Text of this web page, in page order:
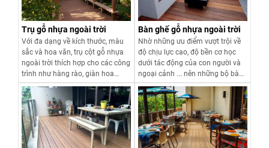
Trụ gỗ nhựa ngoài trời
Với đa dạng về kích thước, màu
sắc và hoa văn, trụ cột gỗ nhựa
ngoài trời thích hợp cho các công
trình như hàng rào, giàn hoa
pergola, nhà chòi, cổng biệt thự,
resort và khách sạn, nhà vườn …
Xem chi tiết
Bàn ghế gỗ nhựa ngoài trời
Nhờ những ưu điểm vượt trội về
độ chịu lực cao, độ bền cơ học
dưới tác động của con người và
ngoại cảnh ... nên những bộ bàn
ghế làm bằng vật liệu gỗ nhựa
Tecwood có thiết kế độc đáo và
tiện dụng.Xem chi tiết